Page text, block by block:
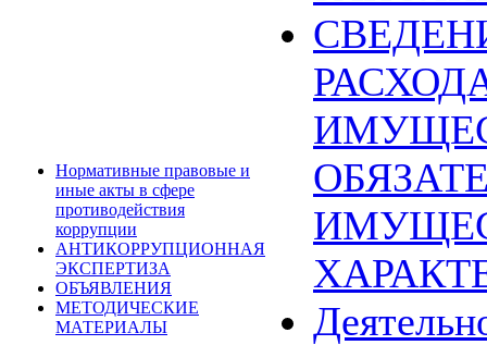
Нормативные правовые и
иные акты в сфере
противодействия
коррупции
АНТИКОРРУПЦИОННАЯ
ЭКСПЕРТИЗА
ОБЪЯВЛЕНИЯ
МЕТОДИЧЕСКИЕ
МАТЕРИАЛЫ